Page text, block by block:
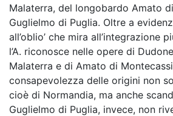
Malaterra, del longobardo Amato
Guglielmo di Puglia. Oltre a
all’oblio’ che mira all’integrazione
l’A. riconosce nelle opere di
Malaterra e di Amato di
consapevolezza delle origini non
cioè di Normandia, ma anche
Guglielmo di Puglia, invece, non